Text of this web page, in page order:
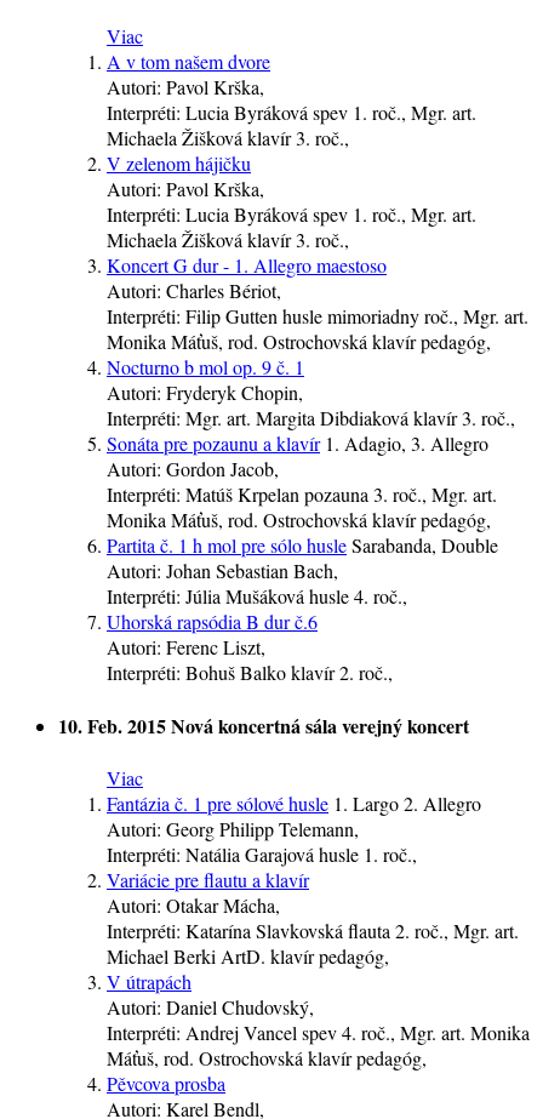
Viac
A v tom našem dvore
Autori: Pavol Krška,
Interpréti: Lucia Byrákováspev 1. roč., Mgr. art.
Michaela Žiškováklavír3. roč.,
V zelenom hájičku
Autori: Pavol Krška,
Interpréti: Lucia Byrákováspev 1. roč., Mgr. art.
Michaela Žiškováklavír3. roč.,
Koncert G dur - 1. Allegro maestoso
Autori: Charles Bériot,
Interpréti: Filip Guttenhuslemimoriadny roč., Mgr. art.
Monika Máťuš, rod. Ostrochovskáklavírpedagóg,
Nocturno b mol op. 9 č. 1
Autori: Fryderyk Chopin,
Interpréti: Mgr. art. Margita Dibdiakováklavír3. roč.,
Sonáta pre pozaunu a klavír 1. Adagio, 3. Allegro
Autori: Gordon Jacob,
Interpréti: Matúš Krpelanpozauna3. roč., Mgr. art.
Monika Máťuš, rod. Ostrochovskáklavírpedagóg,
Partita č. 1 h mol pre sólo husleSarabanda, Double
Autori: Johan Sebastian Bach,
Interpréti: Júlia Mušákováhusle4. roč.,
Uhorská rapsódia B dur č.6
Autori: Ferenc Liszt,
Interpréti: Bohuš Balkoklavír2. roč.,
10. Feb. 2015Nová koncertná sálaverejný koncert
Viac
Fantázia č. 1 pre sólové husle 1. Largo 2. Allegro
Autori: Georg Philipp Telemann,
Interpréti: Natália Garajová husle 1. roč.,
Variácie pre flautu a klavír
Autori: Otakar Mácha,
Interpréti: Katarína Slavkovská flauta 2. roč., Mgr. art.
Michael Berki ArtD. klavírpedagóg,
V útrapách
Autori: Daniel Chudovský,
Interpréti: Andrej Vancel spev4. roč., Mgr. art. Monika
Máťuš, rod. Ostrochovská klavírpedagóg,
Pěvcova prosba
Autori: Karel Bendl,